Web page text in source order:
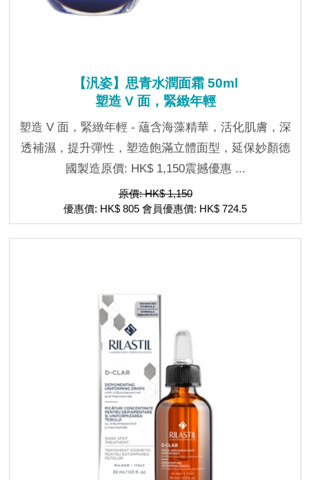
【汎姿】思青水潤面霜 50ml
塑造 V 面，緊緻年輕
塑造 V 面，緊緻年輕 - 蘊含海藻精華，活化肌膚，深
透補濕，提升彈性，塑造飽滿立體面型，延保妙顏德
國製造原價: HK$ 1,150震撼優惠 ...
原價: HK$ 1,150
優惠價: HK$ 805 會員優惠價: HK$ 724.5